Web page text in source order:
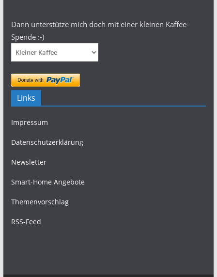
Dann unterstütze mich doch mit einer kleinen Kaffee-
Spende :-)
Links
Impressum
Datenschutzerklärung
Newsletter
Smart-Home Angebote
Themenvorschlag
RSS-Feed